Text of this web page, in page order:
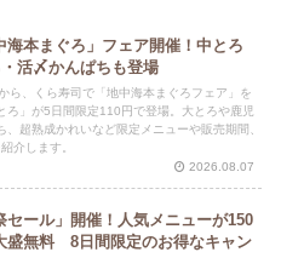
海本まぐろ」フェア開催！中とろ
活〆かんぱちも登場
ら、くら寿司で「地中海本まぐろフェア」を
ろ」が5日間限定110円で登場。大とろや鹿児
、超熟成かれいなど限定メニューや販売期間、
介します。
2026.08.07
セール」開催！人気メニューが150
盛無料 8日間限定のお得なキャン